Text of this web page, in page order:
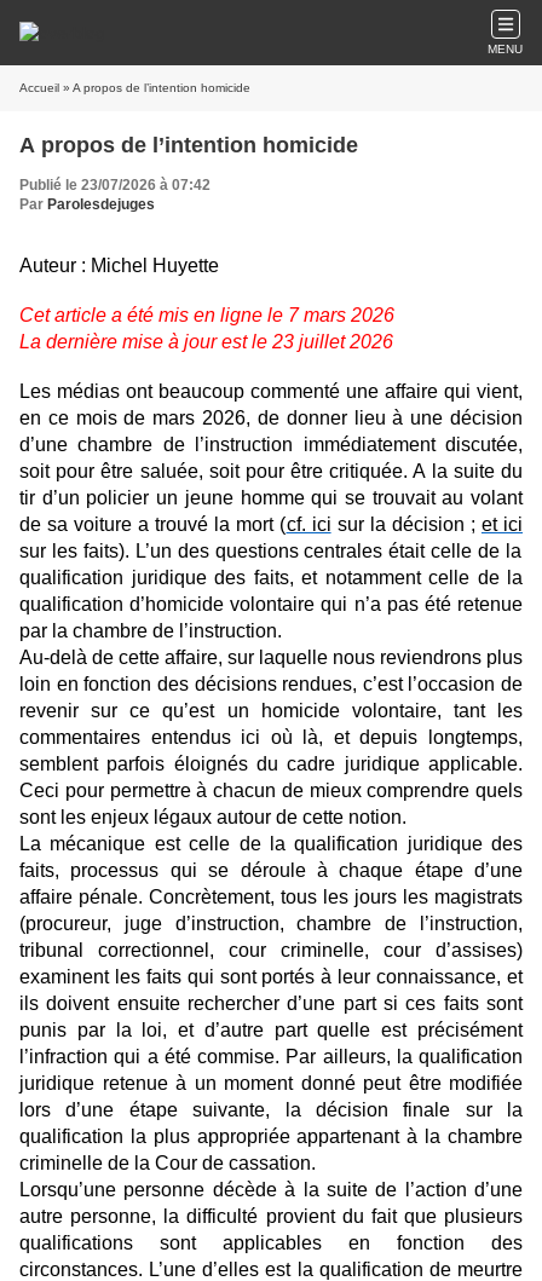
MENU
Accueil » A propos de l’intention homicide
A propos de l’intention homicide
Publié le 23/07/2026 à 07:42
Par Parolesdejuges
Auteur : Michel Huyette
Cet article a été mis en ligne le 7 mars 2026
La dernière mise à jour est le 23 juillet 2026
Les médias ont beaucoup commenté une affaire qui vient,
en ce mois de mars 2026, de donner lieu à une décision
d’une chambre de l’instruction immédiatement discutée,
soit pour être saluée, soit pour être critiquée. A la suite du
tir d’un policier un jeune homme qui se trouvait au volant
de sa voiture a trouvé la mort (cf. ici sur la décision ; et ici
sur les faits). L’un des questions centrales était celle de la
qualification juridique des faits, et notamment celle de la
qualification d’homicide volontaire qui n’a pas été retenue
par la chambre de l’instruction.
Au-delà de cette affaire, sur laquelle nous reviendrons plus
loin en fonction des décisions rendues, c’est l’occasion de
revenir sur ce qu’est un homicide volontaire, tant les
commentaires entendus ici où là, et depuis longtemps,
semblent parfois éloignés du cadre juridique applicable.
Ceci pour permettre à chacun de mieux comprendre quels
sont les enjeux légaux autour de cette notion.
La mécanique est celle de la qualification juridique des
faits, processus qui se déroule à chaque étape d’une
affaire pénale. Concrètement, tous les jours les magistrats
(procureur, juge d’instruction, chambre de l’instruction,
tribunal correctionnel, cour criminelle, cour d’assises)
examinent les faits qui sont portés à leur connaissance, et
ils doivent ensuite rechercher d’une part si ces faits sont
punis par la loi, et d’autre part quelle est précisément
l’infraction qui a été commise. Par ailleurs, la qualification
juridique retenue à un moment donné peut être modifiée
lors d’une étape suivante, la décision finale sur la
qualification la plus appropriée appartenant à la chambre
criminelle de la Cour de cassation.
Lorsqu’une personne décède à la suite de l’action d’une
autre personne, la difficulté provient du fait que plusieurs
qualifications sont applicables en fonction des
circonstances. L’une d’elles est la qualification de meurtre